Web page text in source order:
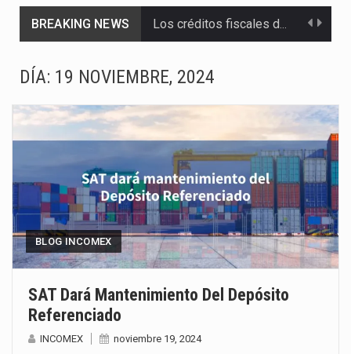
BREAKING NEWS
El gobierno de Estados Unidos anunciará un arancel del 15 % sobre los productos fabricados…
El derecho a la previsibilidad de los horarios de trabajo en turnos rotativos podría ser…
La industria manufacturera de exportación afiliada a Index en Nuevo León ha alcanzado hasta 10%…
DÍA: 19 NOVIEMBRE, 2024
BLOG INCOMEX
SAT Dará Mantenimiento Del Depósito
Referenciado
INCOMEX noviembre 19, 2024